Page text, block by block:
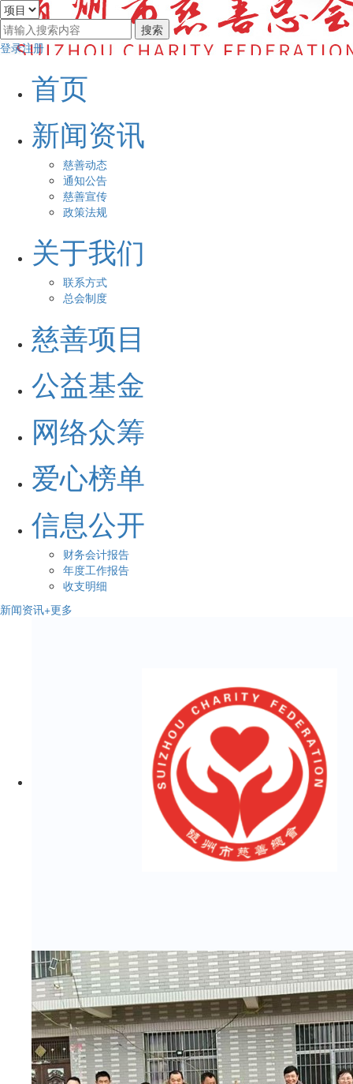
登录注册
首页
新闻资讯
慈善动态
通知公告
慈善宣传
政策法规
关于我们
联系方式
总会制度
慈善项目
公益基金
网络众筹
爱心榜单
信息公开
财务会计报告
年度工作报告
收支明细
新闻资讯+更多